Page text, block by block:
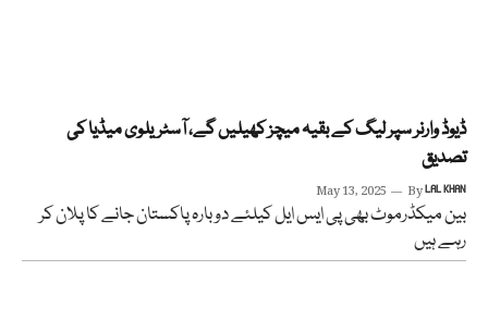
ڈیوڈ وارنر سپر لیگ کے بقیہ میچز کھیلیں گے، آسٹریلوی میڈیا کی
تصدیق
May 13, 2025 ByLAL KHAN
بین میکڈرموٹ بھی پی ایس ایل کیلئے دوبارہ پاکستان جانے کا پلان کر
رہے ہیں